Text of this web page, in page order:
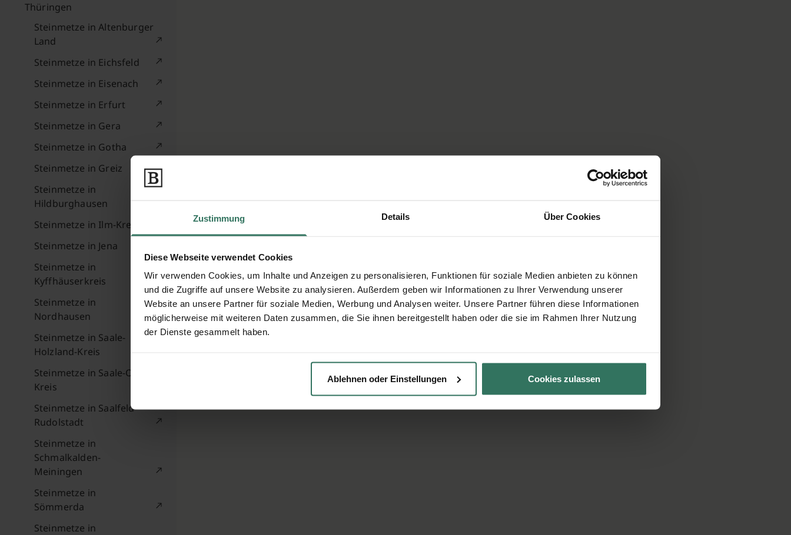
Zustimmung Details Über Cookies
Diese Webseite verwendet Cookies
Wir verwenden Cookies, um Inhalte und Anzeigen zu personalisieren, Funktionen für soziale Medien anbieten zu können
und die Zugriffe auf unsere Website zu analysieren. Außerdem geben wir Informationen zu Ihrer Verwendung unserer
Website an unsere Partner für soziale Medien, Werbung und Analysen weiter. Unsere Partner führen diese Informationen
möglicherweise mit weiteren Daten zusammen, die Sie ihnen bereitgestellt haben oder die sie im Rahmen Ihrer Nutzung
der Dienste gesammelt haben.
Ablehnen oder Einstellungen Cookies zulassen
Thüringen
Steinmetze in Altenburger
Land
Steinmetze in Eichsfeld
Steinmetze in Eisenach
Steinmetze in Erfurt
Steinmetze in Gera
Steinmetze in Gotha
Steinmetze in Greiz
Steinmetze in
Hildburghausen
Steinmetze in Ilm-Kreis
Steinmetze in Jena
Steinmetze in
Kyffhäuserkreis
Steinmetze in
Nordhausen
Steinmetze in Saale-
Holzland-Kreis
Steinmetze in Saale-Orla-
Kreis
Steinmetze in Saalfeld-
Rudolstadt
Steinmetze in
Schmalkalden-
Meiningen
Steinmetze in
Sömmerda
Steinmetze in